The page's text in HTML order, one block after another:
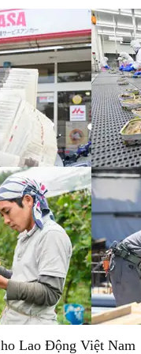
Lao Động Việt Nam